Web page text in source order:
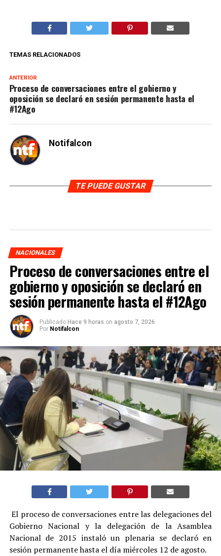
TEMAS RELACIONADOS
ANTERIOR
Proceso de conversaciones entre el gobierno y
oposición se declaró en sesión permanente hasta el
#12Ago
Notifalcon
TE PUEDE GUSTAR
NACIONALES
Proceso de conversaciones entre el
gobierno y oposición se declaró en
sesión permanente hasta el #12Ago
Publicado Hace 9 horas on agosto 7, 2026
Por Notifalcon
El proceso de conversaciones entre las delegaciones del
Gobierno Nacional y la delegación de la Asamblea
Nacional de 2015 instaló un plenaria se declaró en
sesión permanente hasta el día miércoles 12 de agosto.